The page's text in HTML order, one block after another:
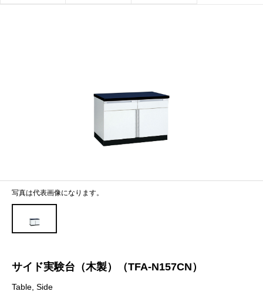
写真は代表画像になります。
サイド実験台（木製）（TFA-N157CN）
Table, Side